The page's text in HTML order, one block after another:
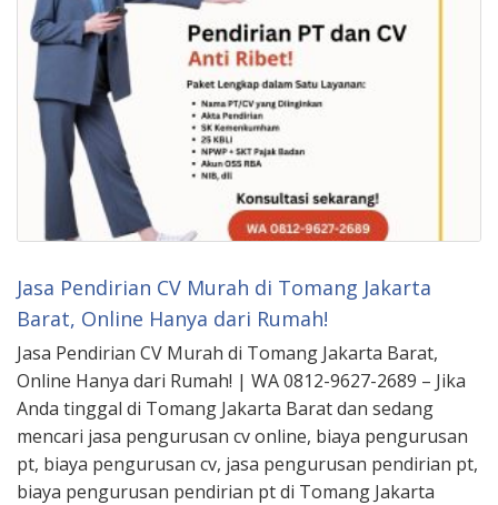
Jasa Pendirian CV Murah di Tomang Jakarta
Barat, Online Hanya dari Rumah!
Jasa Pendirian CV Murah di Tomang Jakarta Barat,
Online Hanya dari Rumah! | WA 0812-9627-2689 – Jika
Anda tinggal di Tomang Jakarta Barat dan sedang
mencari jasa pengurusan cv online, biaya pengurusan
pt, biaya pengurusan cv, jasa pengurusan pendirian pt,
biaya pengurusan pendirian pt di Tomang Jakarta